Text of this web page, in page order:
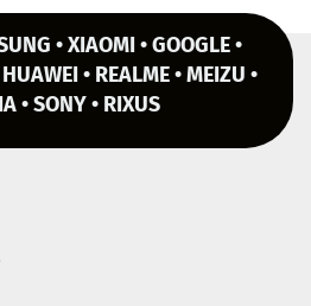
• XIAOMI • GOOGLE •
• REALME • MEIZU •
• SONY • RIXUS